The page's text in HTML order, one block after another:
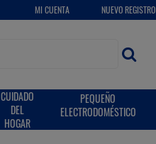
MI CUENTA NUEVO REGISTRO
CUIDADO
DEL
HOGAR
PEQUEÑO
ELECTRODOMÉSTICO